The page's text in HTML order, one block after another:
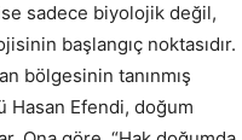
sadece biyolojik değil,
başlangıç noktasıdır.
bölgesinin tanınmış
Efendi, doğum